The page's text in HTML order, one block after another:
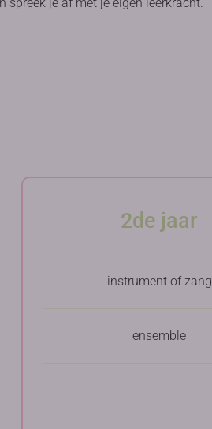
2de jaar
instrument of zang
ensemble